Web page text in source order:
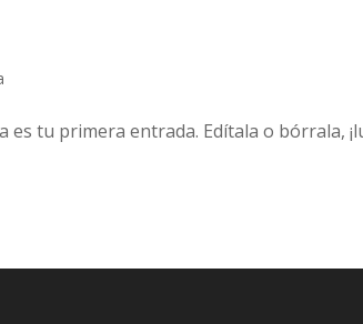
es tu primera entrada. Edítala o bórrala,